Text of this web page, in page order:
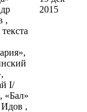
,
I/
«Бал»
,
2015